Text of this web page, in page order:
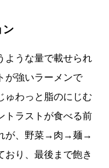
ン
ような量で載せられ
が強いラーメンで
ゅわっと脂のにじむ
トラストが食べる前
が、野菜→肉→麺→
おり、最後まで飽き